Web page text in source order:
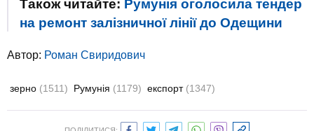
Також читайте: Румунія оголосила тендер
на ремонт залізничної лінії до Одещини
Автор: Роман Свиридович
зерно (1511) Румунія (1179) експорт (1347)